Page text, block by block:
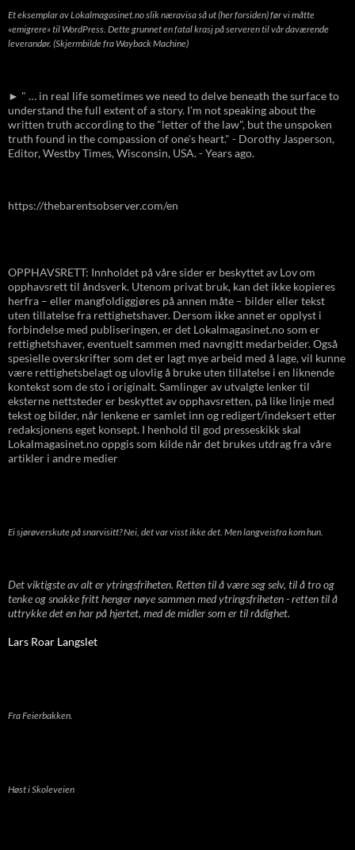
Et eksemplar av Lokalmagasinet.no slik næravisa så ut (her forsiden) før vi måtte
«emigrere» til WordPress. Dette grunnet en fatal krasj på serveren til vår daværende
leverandør. (Skjermbilde fra Wayback Machine)
► " … in real life sometimes we need to delve beneath the surface to
understand the full extent of a story. I'm not speaking about the
written truth according to the "letter of the law", but the unspoken
truth found in the compassion of one's heart." - Dorothy Jasperson,
Editor, Westby Times, Wisconsin, USA. - Years ago.
https://thebarentsobserver.com/en
OPPHAVSRETT: Innholdet på våre sider er beskyttet av Lov om
opphavsrett til åndsverk. Utenom privat bruk, kan det ikke kopieres
herfra – eller mangfoldiggjøres på annen måte – bilder eller tekst
uten tillatelse fra rettighetshaver. Dersom ikke annet er opplyst i
forbindelse med publiseringen, er det Lokalmagasinet.no som er
rettighetshaver, eventuelt sammen med navngitt medarbeider. Også
spesielle overskrifter som det er lagt mye arbeid med å lage, vil kunne
være rettighetsbelagt og ulovlig å bruke uten tillatelse i en liknende
kontekst som de sto i originalt. Samlinger av utvalgte lenker til
eksterne nettsteder er beskyttet av opphavsretten, på like linje med
tekst og bilder, når lenkene er samlet inn og redigert/indeksert etter
redaksjonens eget konsept. I henhold til god presseskikk skal
Lokalmagasinet.no oppgis som kilde når det brukes utdrag fra våre
artikler i andre medier
Ei sjørøverskute på snarvisitt? Nei, det var visst ikke det. Men langveisfra kom hun.
Det viktigste av alt er ytringsfriheten. Retten til å være seg selv, til å tro og
tenke og snakke fritt henger nøye sammen med ytringsfriheten - retten til å
uttrykke det en har på hjertet, med de midler som er til rådighet.
Lars Roar Langslet
Fra Feierbakken.
Høst i Skoleveien